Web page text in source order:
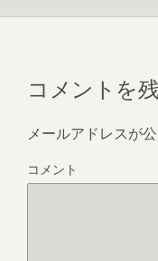
コメントを
メールアドレスが
コメント